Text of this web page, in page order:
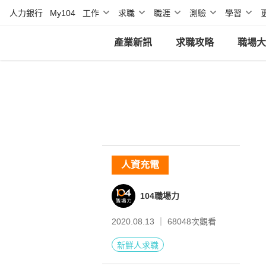
人力銀行 My104 工作 求職 職涯 測驗 學習
產業新訊 求職攻略 職場
人資充電
104職場力
2020.08.13 ｜ 68048次觀看
新鮮人求職